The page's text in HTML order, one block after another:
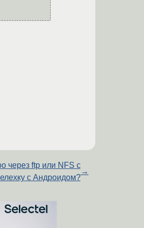
через ftp или NFS с
с Андроидом?
→